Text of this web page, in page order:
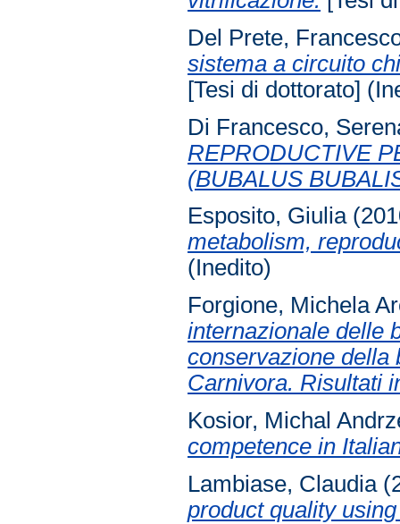
Del Prete,
sistema a circuito
[Tesi di dottorato]
Di Francesco,
REPRODUCTIVE
(BUBALUS
Esposito, Giulia
metabolism,
(Inedito)
Forgione, Michela
internazionale delle
conservazione della
Carnivora. Risultati
Kosior, Michal
competence in
Lambiase, Claudia
product quality